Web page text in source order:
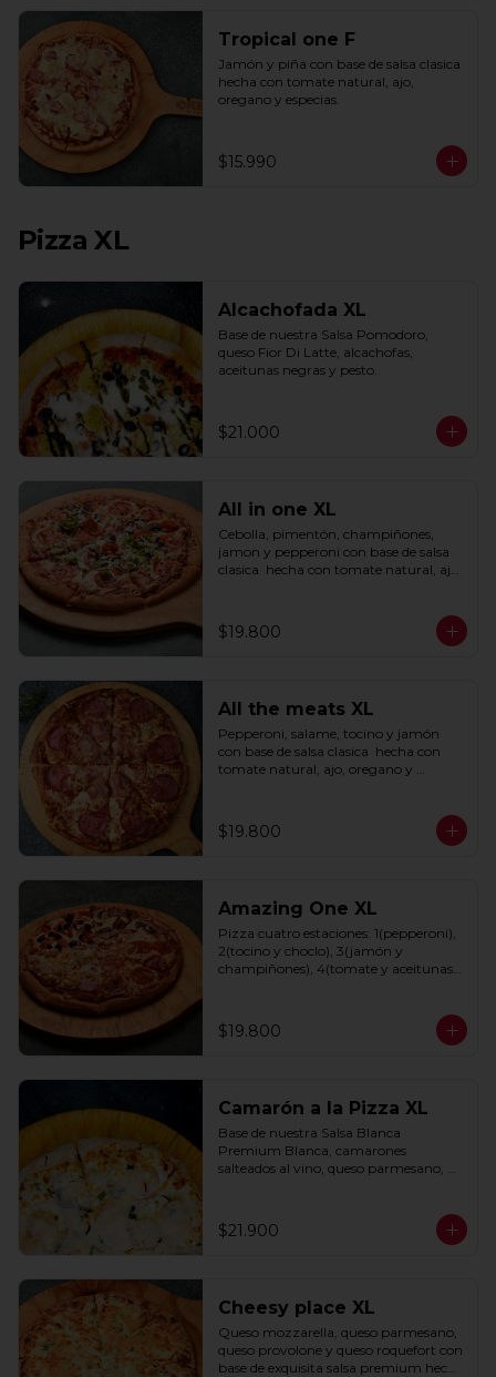
Tropical one F
Jamón y piña con base de salsa clasica
hecha con tomate natural, ajo,
oregano y especias.
$15.990
Pizza XL
Alcachofada XL
Base de nuestra Salsa Pomodoro,
queso Fior Di Latte, alcachofas,
aceitunas negras y pesto.
$21.000
All in one XL
Cebolla, pimentón, champiñones,
jamon y pepperoni con base de salsa
clasica  hecha con tomate natural, ajo,
$19.800
All the meats XL
Pepperoni, salame, tocino y jamón
con base de salsa clasica  hecha con
tomate natural, ajo, oregano y
$19.800
Amazing One XL
Pizza cuatro estaciones: 1(pepperoni),
2(tocino y choclo), 3(jamón y
champiñones), 4(tomate y aceitunas
oregano y especias.
$19.800
Camarón a la Pizza XL
Base de nuestra Salsa Blanca
Premium Blanca, camarones
salteados al vino, queso parmesano,
$21.900
Cheesy place XL
Queso mozzarella, queso parmesano,
queso provolone y queso roquefort con
base de exquisita salsa premium hecha